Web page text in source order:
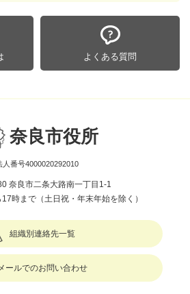
よくある質問
奈良市役所
人番号4000020292010
奈良市二条大路南一丁目1-1
時まで（土日祝・年末年始を除く）
組織別連絡先一覧
ールでのお問い合わせ